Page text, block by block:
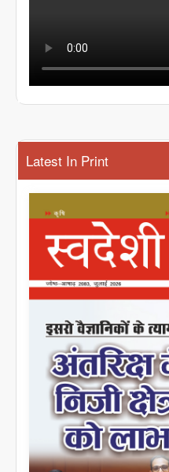
Latest In Print